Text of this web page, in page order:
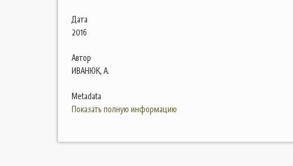
Дата
2016
Автор
ИВАНЮК, А.
Metadata
Показать полную информацию